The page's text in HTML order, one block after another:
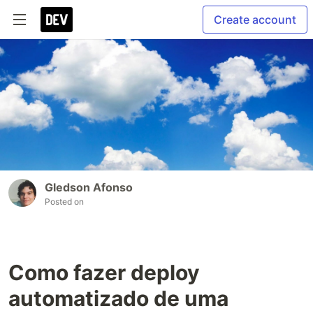
Create account
Gledson Afonso
Posted on
Como fazer deploy
automatizado de uma